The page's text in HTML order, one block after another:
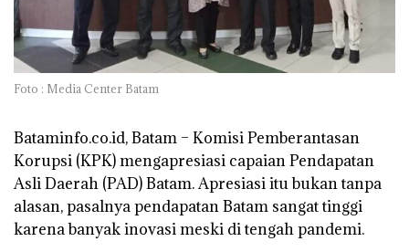
Foto : Media Center Batam
Bataminfo.co.id, Batam – Komisi Pemberantasan
Korupsi (KPK) mengapresiasi capaian Pendapatan
Asli Daerah (PAD) Batam. Apresiasi itu bukan tanpa
alasan, pasalnya pendapatan Batam sangat tinggi
karena banyak inovasi meski di tengah pandemi.